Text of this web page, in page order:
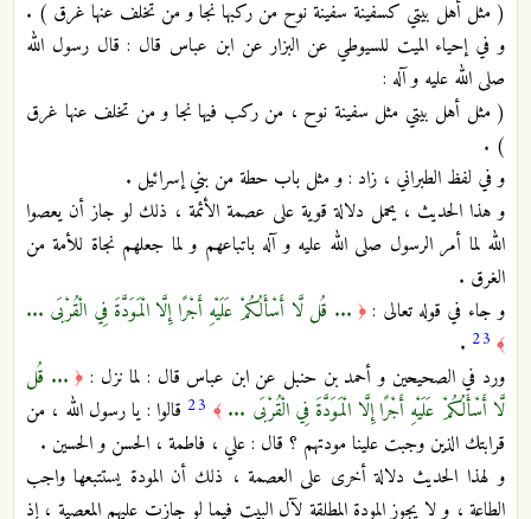
( مثل أهل بيتي كسفينة سفينة نوح من ركبها نجا و من تخلف عنها غرق ) .
و في إحياء الميت للسيوطي عن البزار عن ابن عباس قال : قال رسول الله
صلى الله عليه و آله :
( مثل أهل بيتي مثل سفينة نوح ، من ركب فيها نجا و من تخلف عنها غرق
) .
و في لفظ الطبراني ، زاد : و مثل باب حطة من بني إسرائيل .
و هذا الحديث ، يحمل دلالة قوية على عصمة الأئمة ، ذلك لو جاز أن يعصوا
الله لما أمر الرسول صلى الله عليه و آله باتباعهم و لما جعلهم نجاة للأمة من
الغرق .
و جاء في قوله تعالى :﴿ ... قُل لَّا أَسْأَلُكُمْ عَلَيْهِ أَجْرًا إِلَّا الْمَوَدَّةَ فِي الْقُرْبَى ...
﴾ 23
.
ورد في الصحيحين و أحمد بن حنبل عن ابن عباس قال : لما نزل : ﴿ ... قُل
لَّا أَسْأَلُكُمْ عَلَيْهِ أَجْرًا إِلَّا الْمَوَدَّةَ فِي الْقُرْبَى ... ﴾ 23 قالوا : يا رسول الله ، من
قرابتك الذين وجبت علينا مودتهم ؟ قال : علي ، فاطمة ، الحسن و الحسين .
و لهذا الحديث دلالة أخرى على العصمة ، ذلك أن المودة يستتبعها واجب
الطاعة ، و لا يجوز المودة المطلقة لآل البيت فيما لو جازت عليهم المعصية ، إذ